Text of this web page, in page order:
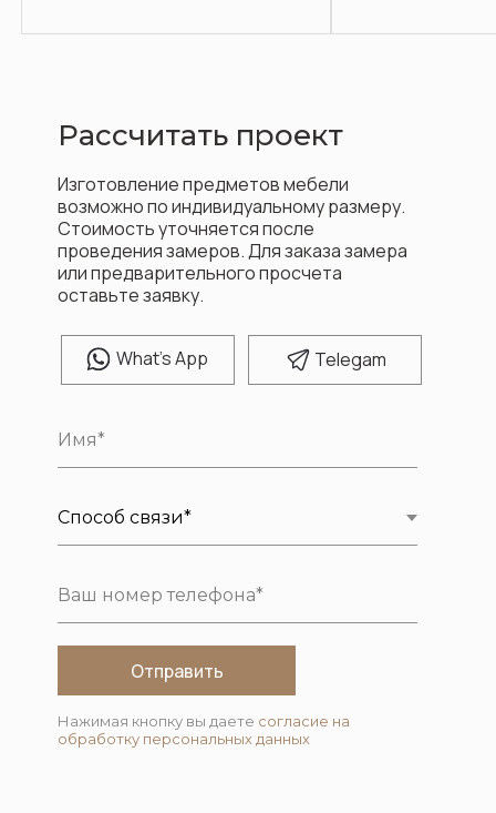
What's App Telegam
Рассчитать проект
Изготовление предметов мебели
возможно по индивидуальному размеру.
Стоимость уточняется после
проведения замеров. Для заказа замера
или предварительного просчета
оставьте заявку.
Отправить
Нажимая кнопку вы даете согласие на
обработку персональных данных